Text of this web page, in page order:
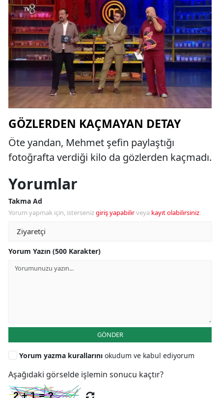
GÖZLERDEN KAÇMAYAN DETAY
Öte yandan, Mehmet şefin paylaştığı
fotoğrafta verdiği kilo da gözlerden kaçmadı.
Yorumlar
Takma Ad
Yorum yapmak için, istersenizgiriş yapabilirveya kayıt olabilirsiniz.
Yorum Yazın (500 Karakter)
GÖNDER
Yorum yazma kurallarını okudum ve kabul ediyorum
Aşağıdaki görselde işlemin sonucu kaçtır?